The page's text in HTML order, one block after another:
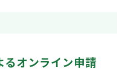
オンライン申請